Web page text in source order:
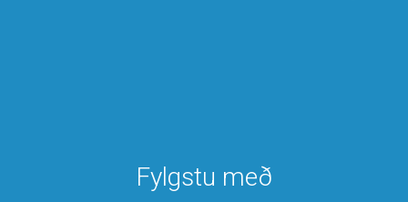
Fylgstu með